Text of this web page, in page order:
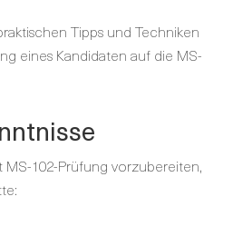
Tipps und Techniken
eines Kandidaten auf die MS-
102-Prüfung vorzubereiten,